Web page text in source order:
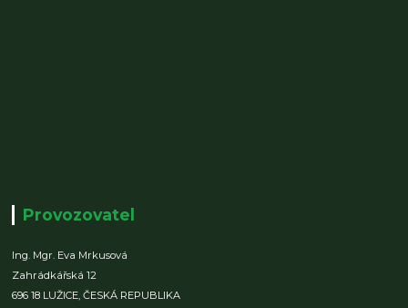
Provozovatel
Ing. Mgr. Eva Mrkusová
Zahrádkářská 12
696 18 LUŽICE,ČESKÁ REPUBLIKA